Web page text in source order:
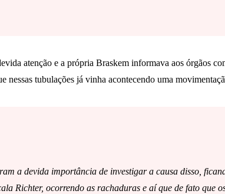
atenção e a própria Braskem informava aos órgãos
nessas tubulações já vinha acontecendo uma
a devida importância de investigar a causa disso,
Richter, ocorrendo as rachaduras e aí que de fato que